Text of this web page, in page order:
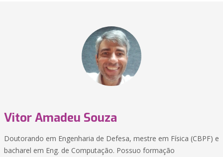
Vitor Amadeu Souza
Doutorando em Engenharia de Defesa, mestre em Física (CBPF) e
bacharel em Eng. de Computação. Possuo formação